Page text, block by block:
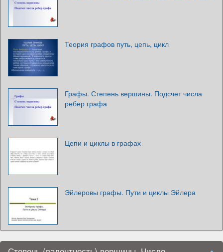
Теория графов путь, цепь, цикл
Графы. Степень вершины. Подсчет числа
ребер графа
Цепи и циклы в графах
Эйлеровы графы. Пути и циклы Эйлера